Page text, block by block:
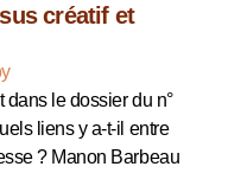
créatif et
dans le dossier du n°
liens y a-t-il entre
? Manon Barbeau